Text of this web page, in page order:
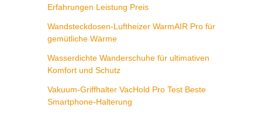
Erfahrungen Leistung Preis
Wandsteckdosen-Luftheizer WarmAIR Pro für
gemütliche Wärme
Wasserdichte Wanderschuhe für ultimativen
Komfort und Schutz
Vakuum-Griffhalter VacHold Pro Test Beste
Smartphone-Halterung